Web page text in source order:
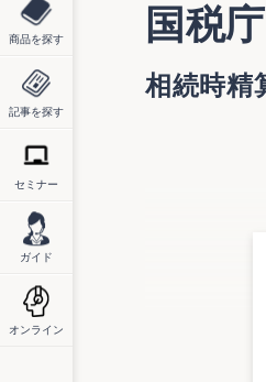
商品を探す
記事を探す
セミナー
ガイド
オンライン
国税
相続時精
http://